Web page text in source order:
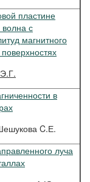
пластине
волна с
магнитного
в
C.Е.
луча